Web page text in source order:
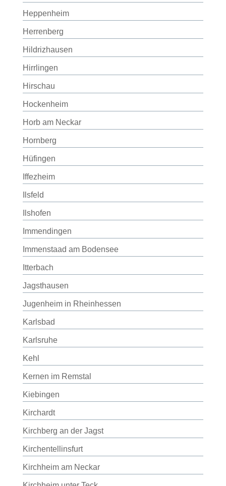
Heppenheim
Herrenberg
Hildrizhausen
Hirrlingen
Hirschau
Hockenheim
Horb am Neckar
Hornberg
Hüfingen
Iffezheim
Ilsfeld
Ilshofen
Immendingen
Immenstaad am Bodensee
Itterbach
Jagsthausen
Jugenheim in Rheinhessen
Karlsbad
Karlsruhe
Kehl
Kernen im Remstal
Kiebingen
Kirchardt
Kirchberg an der Jagst
Kirchentellinsfurt
Kirchheim am Neckar